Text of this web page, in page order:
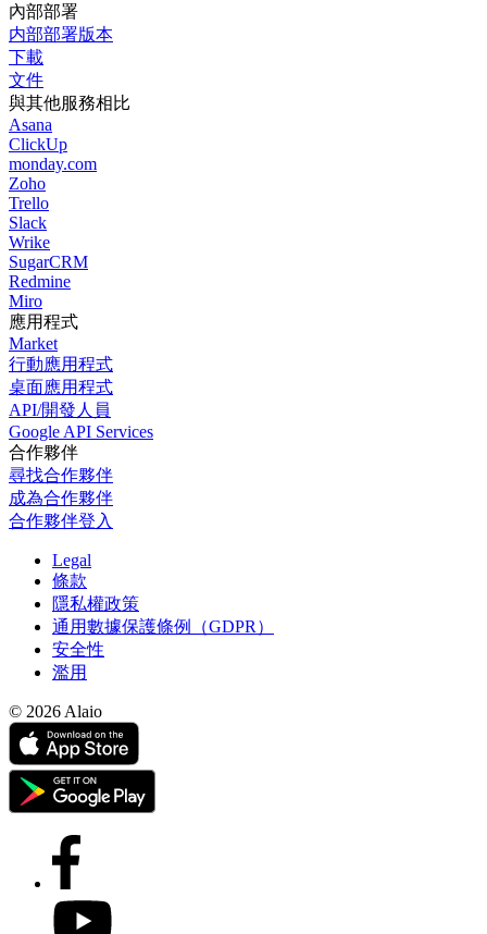
內部部署
内部部署版本
下載
文件
與其他服務相比
Asana
ClickUp
monday.com
Zoho
Trello
Slack
Wrike
SugarCRM
Redmine
Miro
應用程式
Market
行動應用程式
桌面應用程式
API/開發人員
Google API Services
合作夥伴
尋找合作夥伴
成為合作夥伴
合作夥伴登入
Legal
條款
隱私權政策
通用數據保護條例（GDPR）
安全性
濫用
© 2026 Alaio